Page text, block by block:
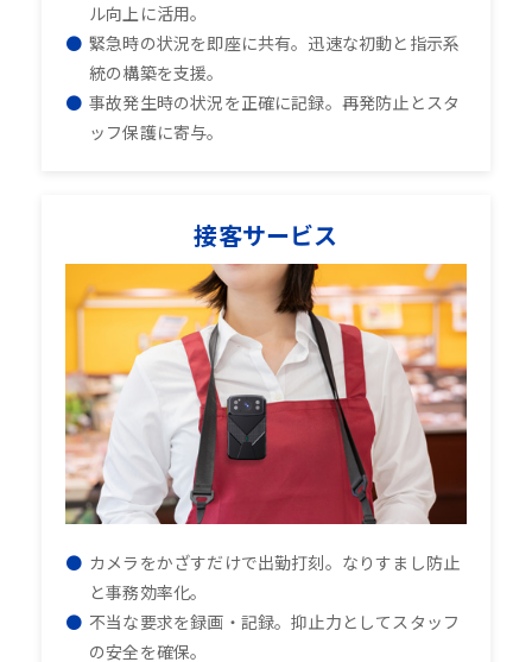
ル向上に活用。
緊急時の状況を即座に共有。迅速な初動と指示系
統の構築を支援。
事故発生時の状況を正確に記録。再発防止とスタ
ッフ保護に寄与。
接客サービス
カメラをかざすだけで出勤打刻。なりすまし防止
と事務効率化。
不当な要求を録画・記録。抑止力としてスタッフ
の安全を確保。